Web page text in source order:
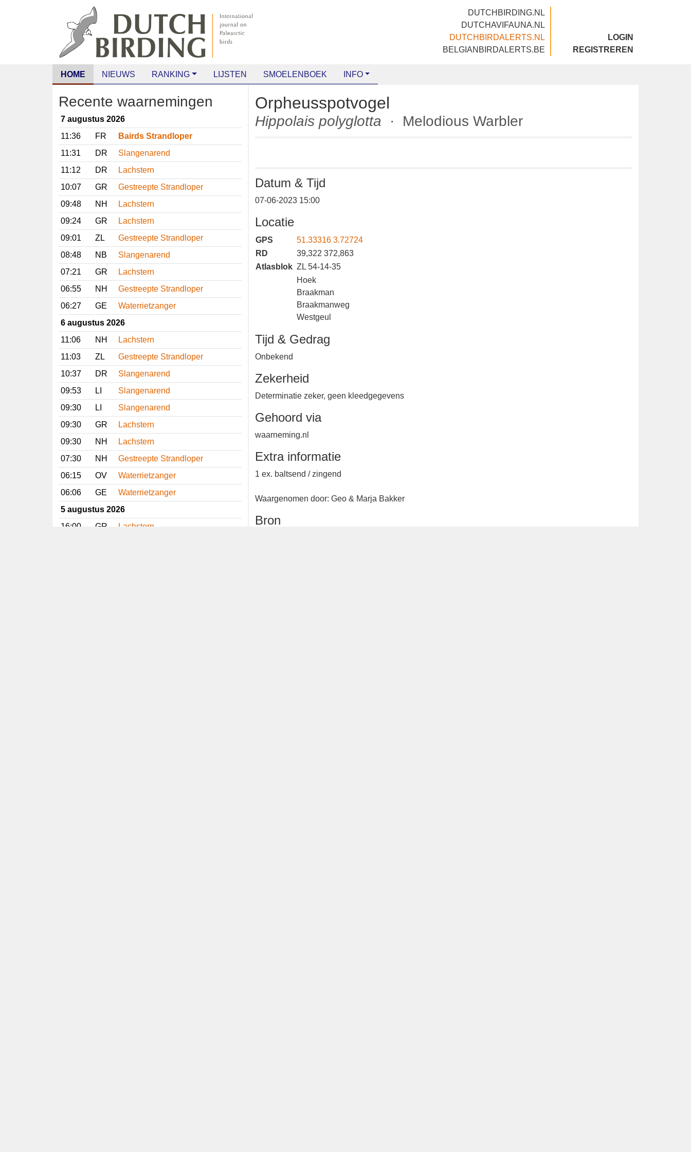
DUTCHBIRDING.NL
DUTCHAVIFAUNA.NL
DUTCHBIRDALERTS.NL
BELGIANBIRDALERTS.BE
LOGIN
REGISTREREN
HOME NIEUWS RANKING LIJSTEN SMOELENBOEK INFO
Recente waarnemingen
7 augustus 2026
11:36
FR
Bairds Strandloper
11:31
DR
Slangenarend
11:12
DR
Lachstern
10:07
GR
Gestreepte Strandloper
09:48
NH
Lachstern
09:24
GR
Lachstern
09:01
ZL
Gestreepte Strandloper
08:48
NB
Slangenarend
07:21
GR
Lachstern
06:55
NH
Gestreepte Strandloper
06:27
GE
Waterrietzanger
6 augustus 2026
11:06
NH
Lachstern
11:03
ZL
Gestreepte Strandloper
10:37
DR
Slangenarend
09:53
LI
Slangenarend
09:30
LI
Slangenarend
09:30
GR
Lachstern
09:30
NH
Lachstern
07:30
NH
Gestreepte Strandloper
06:15
OV
Waterrietzanger
06:06
GE
Waterrietzanger
5 augustus 2026
16:00
GR
Lachstern
Orpheusspotvogel
Hippolais polyglotta · Melodious Warbler
Datum & Tijd
07-06-2023 15:00
Locatie
GPS
51.33316 3.72724
RD
39,322 372,863
Atlasblok ZL 54-14-35
Hoek
Braakman
Braakmanweg
Westgeul
Tijd & Gedrag
Onbekend
Zekerheid
Determinatie zeker, geen
Gehoord via
Extra informatie
Bakker